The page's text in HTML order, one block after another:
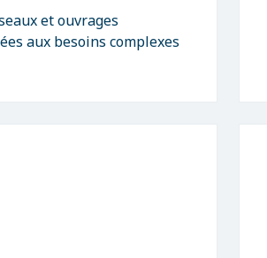
et ouvrages
aux besoins complexes